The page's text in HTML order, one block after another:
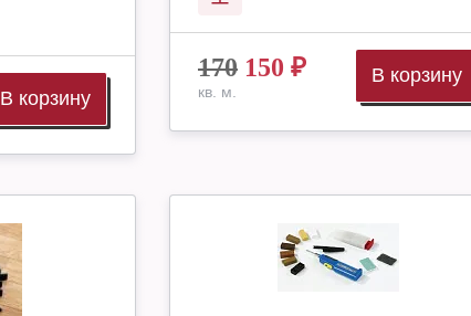
В корзину
170 150 ₽
кв. м.
В корзину